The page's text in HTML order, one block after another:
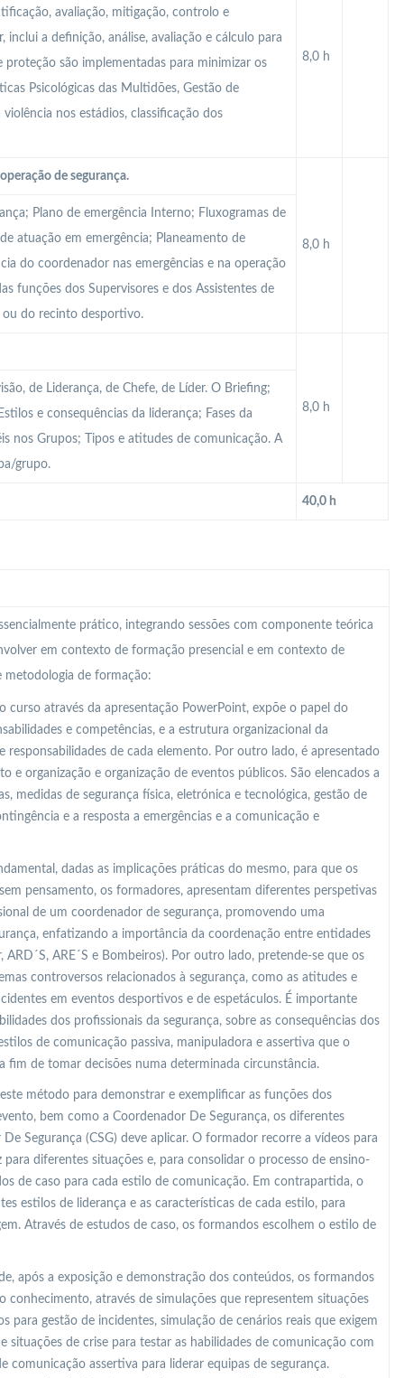
8,0 h
avaliação, mitigação, controlo e
a definição, análise, avaliação e cálculo para
proteção são implementadas para minimizar os
Psicológicas das Multidões, Gestão de
nos estádios, classificação dos
de segurança.
8,0 h
Plano de emergência Interno; Fluxogramas de
atuação em emergência; Planeamento de
do coordenador nas emergências e na operação
funções dos Supervisores e dos Assistentes de
do recinto desportivo.
8,0 h
de Liderança, de Chefe, de Líder. O Briefing;
e consequências da liderança; Fases da
nos Grupos; Tipos e atitudes de comunicação. A
grupo.
40,0 h
prático, integrando sessões com componente teórica
em contexto de formação presencial e em contexto de
de formação:
curso através da apresentação PowerPoint, expõe o papel do
e competências, e a estrutura organizacional da
responsabilidades de cada elemento. Por outro lado, é apresentado
e organização e organização de eventos públicos. São elencados a
medidas de segurança física, eletrónica e tecnológica, gestão de
e a resposta a emergências e a comunicação e
dadas as implicações práticas do mesmo, para que os
pensamento, os formadores, apresentam diferentes perspetivas
de um coordenador de segurança, promovendo uma
enfatizando a importância da coordenação entre entidades
ARE´S e Bombeiros). Por outro lado, pretende-se que os
controversos relacionados à segurança, como as atitudes e
em eventos desportivos e de espetáculos. É importante
dos profissionais da segurança, sobre as consequências dos
de comunicação passiva, manipuladora e assertiva que o
fim de tomar decisões numa determinada circunstância.
método para demonstrar e exemplificar as funções dos
bem como a Coordenador De Segurança, os diferentes
Segurança (CSG) deve aplicar. O formador recorre a vídeos para
diferentes situações e, para consolidar o processo de ensino-
de caso para cada estilo de comunicação. Em contrapartida, o
estilos de liderança e as características de cada estilo, para
Através de estudos de caso, os formandos escolhem o estilo de
após a exposição e demonstração dos conteúdos, os formandos
através de simulações que representem situações
para gestão de incidentes, simulação de cenários reais que exigem
situações de crise para testar as habilidades de comunicação com
assertiva para liderar equipas de segurança.